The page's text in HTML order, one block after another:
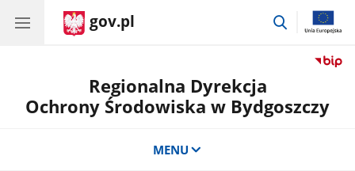
gov.pl
przejdź
Regionalna Dyrekcja
Ochrony Środowiska w Bydgoszczy
MENU